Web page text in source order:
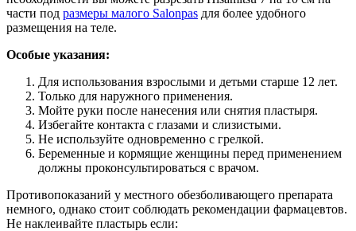
части под размеры малого Salonpas для более удобного
размещения на теле.
Особые указания:
Для использования взрослыми и детьми старше 12 лет.
Только для наружного применения.
Мойте руки после нанесения или снятия пластыря.
Избегайте контакта с глазами и слизистыми.
Не используйте одновременно с грелкой.
Беременные и кормящие женщины перед применением
должны проконсультироваться с врачом.
Противопоказаний у местного обезболивающего препарата
немного, однако стоит соблюдать рекомендации фармацевтов.
Не наклеивайте пластырь если: